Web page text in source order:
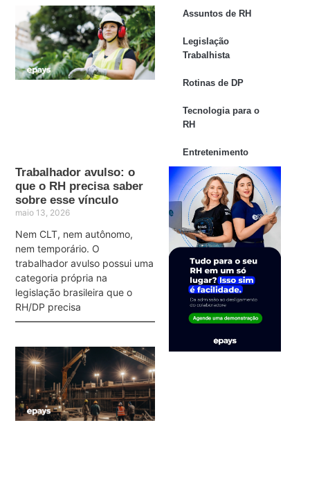
Trabalhador avulso: o
que o RH precisa saber
sobre esse vínculo
maio 13, 2026
Nem CLT, nem autônomo,
nem temporário. O
trabalhador avulso possui uma
categoria própria na
legislação brasileira que o
RH/DP precisa
Assuntos de RH
Legislação
Trabalhista
Rotinas de DP
Tecnologia para o
RH
Entretenimento